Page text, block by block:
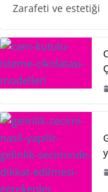
Zarafeti ve estetiği